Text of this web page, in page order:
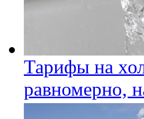
Тарифы на
равномерно,